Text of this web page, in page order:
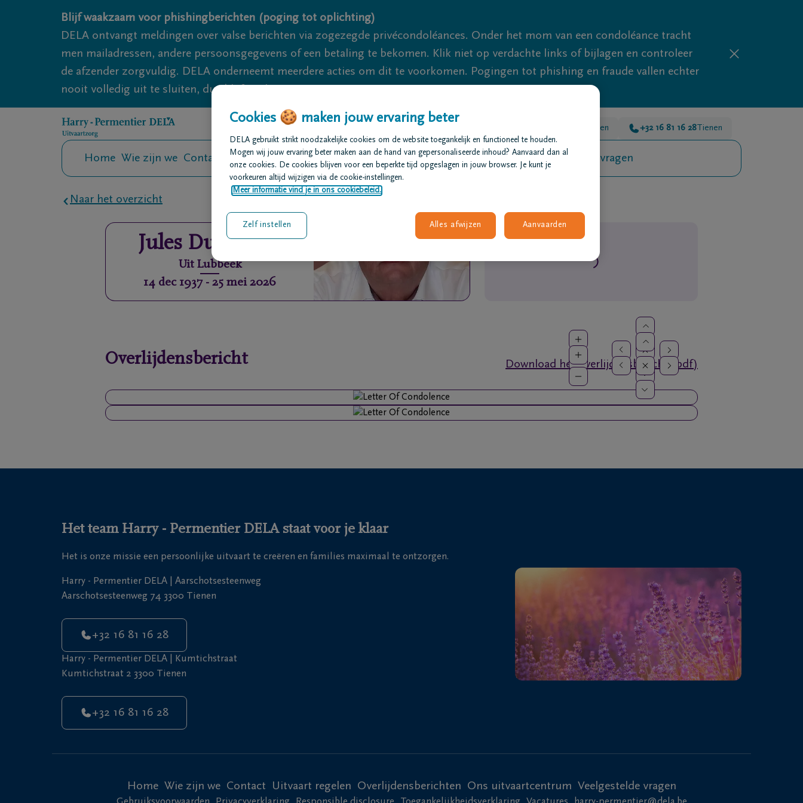
Overslaan en naar inhoud gaan
Blijf waakzaam voor phishingberichten (poging tot oplichting)
DELA ontvangt meldingen over valse berichten via zogezegde privécondoléances. Onder het mom van een condoléance tracht
men mailadressen, andere persoonsgegevens of een betaling te bekomen. Klik niet op verdachte links of bijlagen en controleer
de afzender zorgvuldig. DELA onderneemt meerdere acties om dit te voorkomen. Pogingen tot phishing en fraude vallen echter
nooit volledig uit te sluiten, dus blijf waakzaam.
We zijn er voor je 24u/24 Tienen +32 16 81 16 28 Tienen
Home Wie zijn we Contact Uitvaart regelen Overlijdensberichten Ons uitvaartcentrum Veelgestelde vragen
Naar het overzicht
Jules Duerinckx
Uit Lubbeek
14 dec 1937-25 mei 2026
Overlijdensbericht Download het overlijdensbericht (pdf)
Het team Harry - Permentier DELA staat voor je klaar
Het is onze missie een persoonlijke uitvaart te creëren en families maximaal te ontzorgen.
Harry - Permentier DELA | Aarschotsesteenweg
Aarschotsesteenweg 74 3300 Tienen
+32 16 81 16 28
Harry - Permentier DELA | Kumtichstraat
Kumtichstraat 2 3300 Tienen
+32 16 81 16 28
Home Wie zijn we Contact Uitvaart regelen Overlijdensberichten Ons uitvaartcentrum Veelgestelde vragen
Cookies 🍪 maken jouw ervaring beter
DELA gebruikt strikt noodzakelijke cookies om de website toegankelijk en functioneel te houden.
Mogen wij jouw ervaring beter maken aan de hand van gepersonaliseerde inhoud? Aanvaard dan al
onze cookies. De cookies blijven voor een beperkte tijd opgeslagen in jouw browser. Je kunt je
voorkeuren altijd wijzigen via de cookie-instellingen.
Meer informatie vind je in ons cookiebeleid.
Alles afwijzen Aanvaarden
Zelf instellen